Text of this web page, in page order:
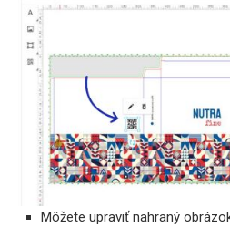
Môžete upraviť nahraný